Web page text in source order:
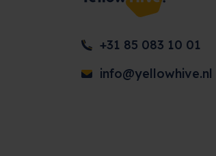
+31 85 083 10 01
info@yellowhive.nl